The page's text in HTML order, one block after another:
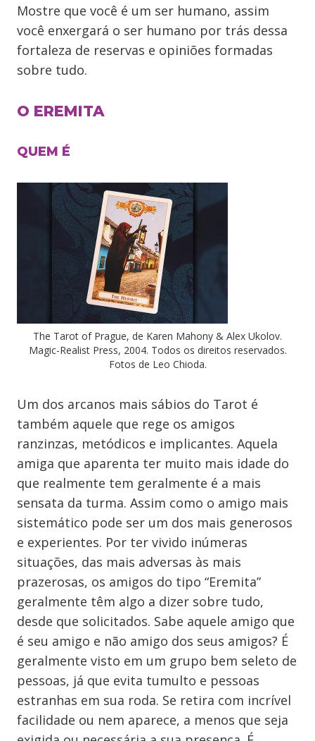
Mostre que você é um ser humano, assim
você enxergará o ser humano por trás dessa
fortaleza de reservas e opiniões formadas
sobre tudo.
O EREMITA
QUEM É
The Tarot of Prague, de Karen Mahony & Alex Ukolov.
Magic-Realist Press, 2004. Todos os direitos reservados.
Fotos de Leo Chioda.
Um dos arcanos mais sábios do Tarot é
também aquele que rege os amigos
ranzinzas, metódicos e implicantes. Aquela
amiga que aparenta ter muito mais idade do
que realmente tem geralmente é a mais
sensata da turma. Assim como o amigo mais
sistemático pode ser um dos mais generosos
e experientes. Por ter vivido inúmeras
situações, das mais adversas às mais
prazerosas, os amigos do tipo “Eremita”
geralmente têm algo a dizer sobre tudo,
desde que solicitados. Sabe aquele amigo que
é seu amigo e não amigo dos seus amigos? É
geralmente visto em um grupo bem seleto de
pessoas, já que evita tumulto e pessoas
estranhas em sua roda. Se retira com incrível
facilidade ou nem aparece, a menos que seja